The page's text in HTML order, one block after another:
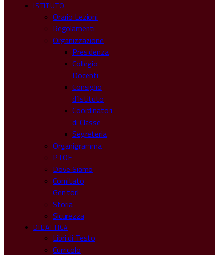
ISTITUTO
Orario Lezioni
Regolamenti
Organizzazione
Presidenza
Collegio
Docenti
Consiglio
d’Istituto
Coordinatori
di Classe
Segreteria
Organigramma
PTOF
Dove Siamo
Comitato
Genitori
Storia
Sicurezza
DIDATTICA
Libri di Testo
Curricolo